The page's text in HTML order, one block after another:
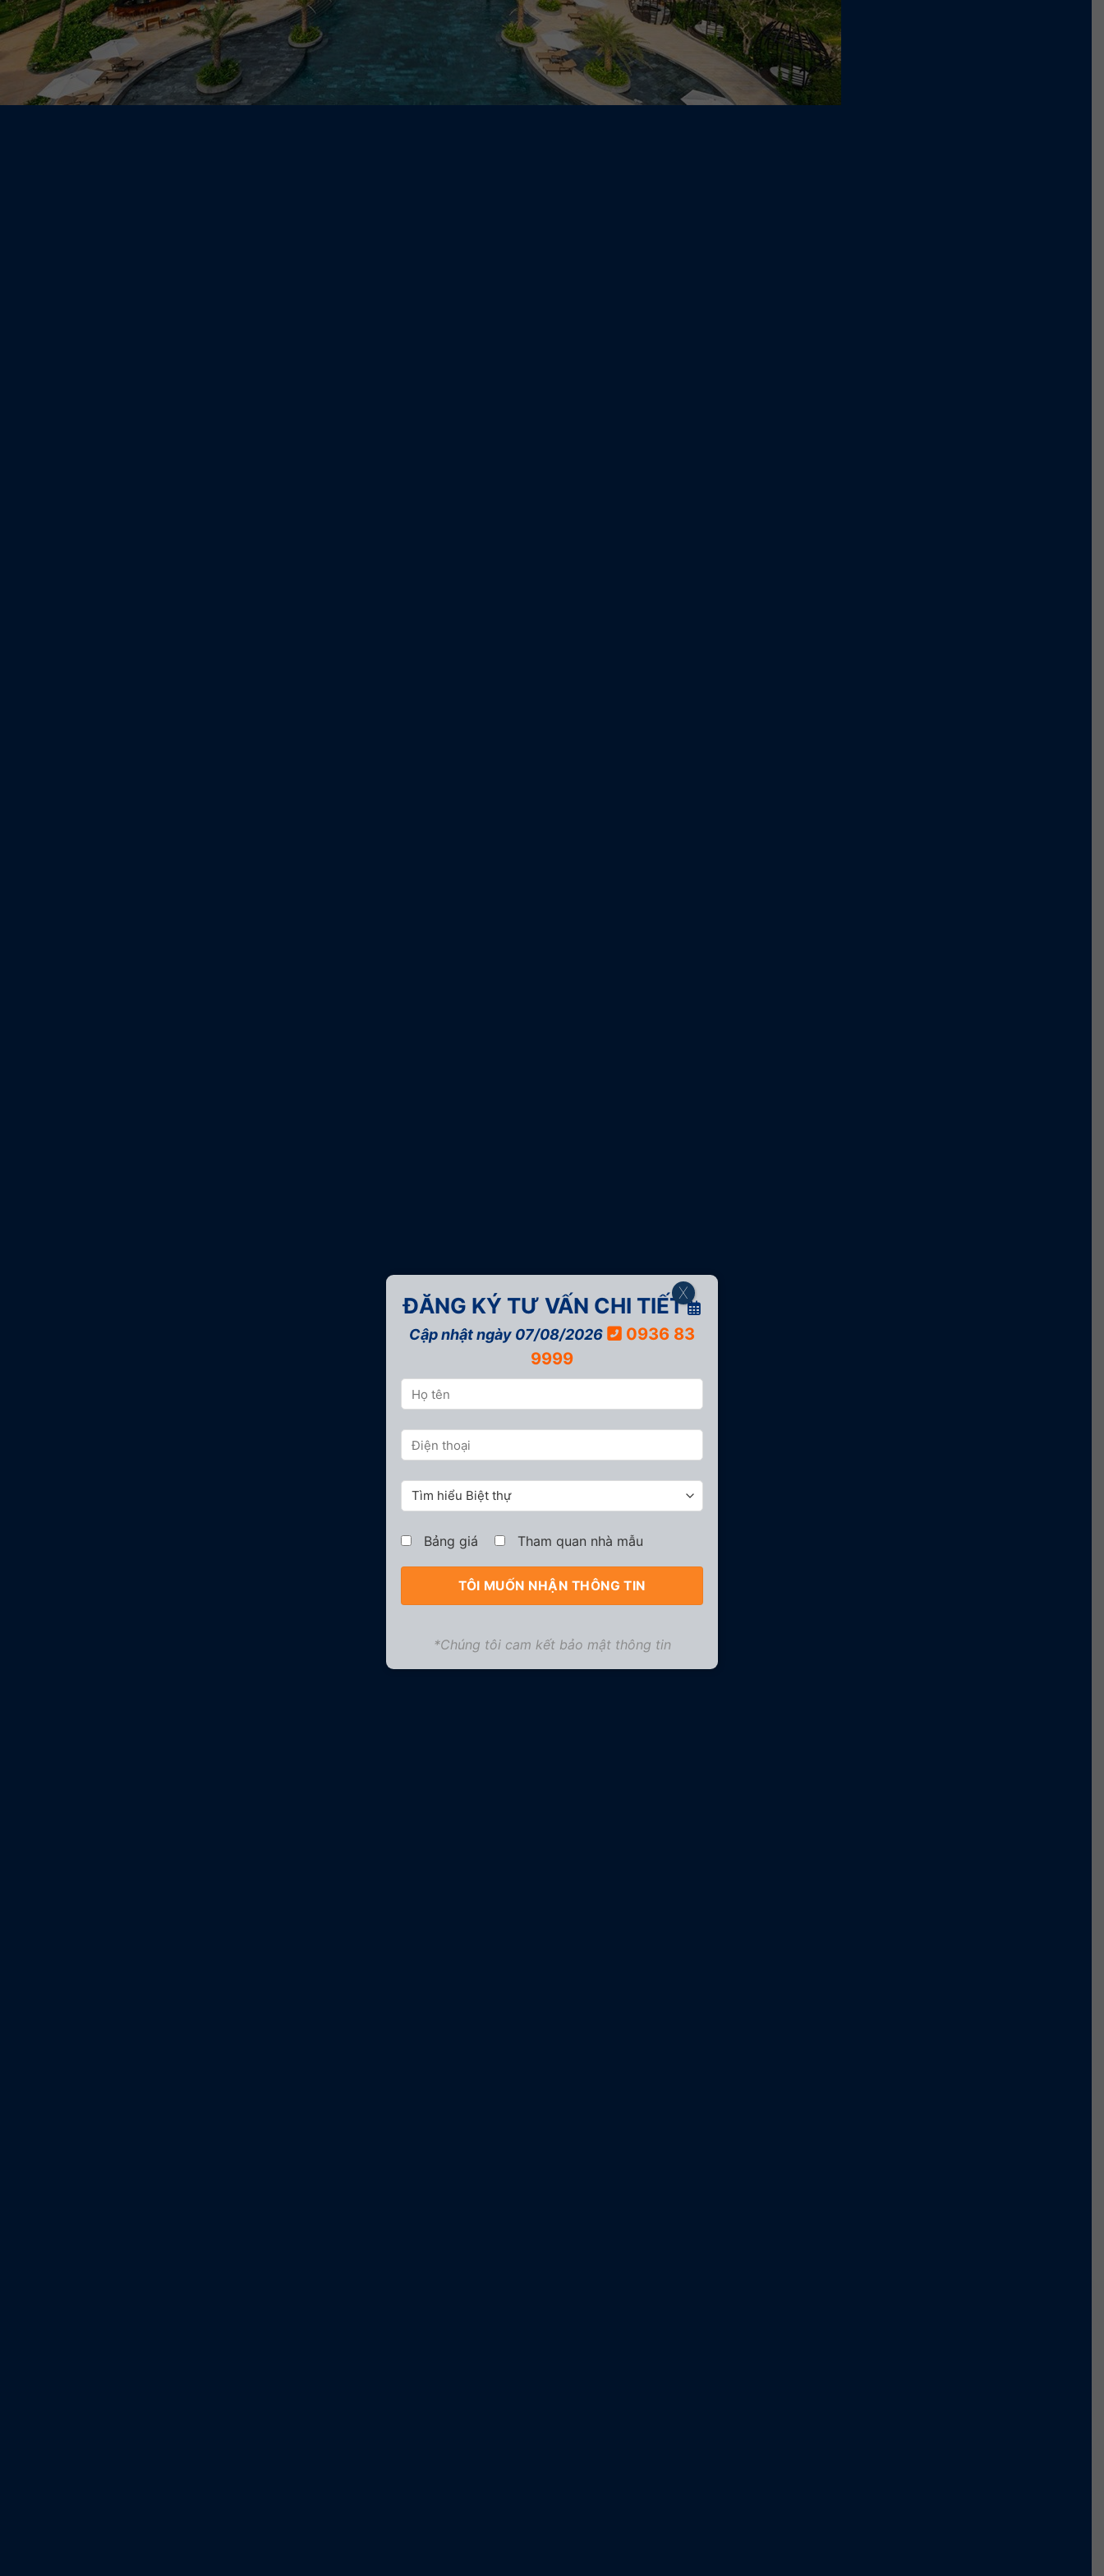
ĐĂNG KÝ TƯ VẤN CHI TIẾT
Cập nhật ngày 07/08/2026
0936 83
9999
Bảng giá Tham quan nhà mẫu
*Chúng tôi cam kết bảo mật thông tin
X